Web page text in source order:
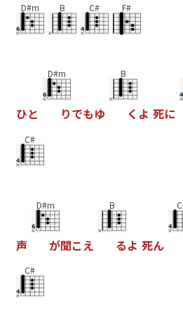
D#m B C# F#
ひと
D#m
りでもゆ
B
く よ 死に
C#
声
D#m
が聞こえ
B
るよ 死ん
C#